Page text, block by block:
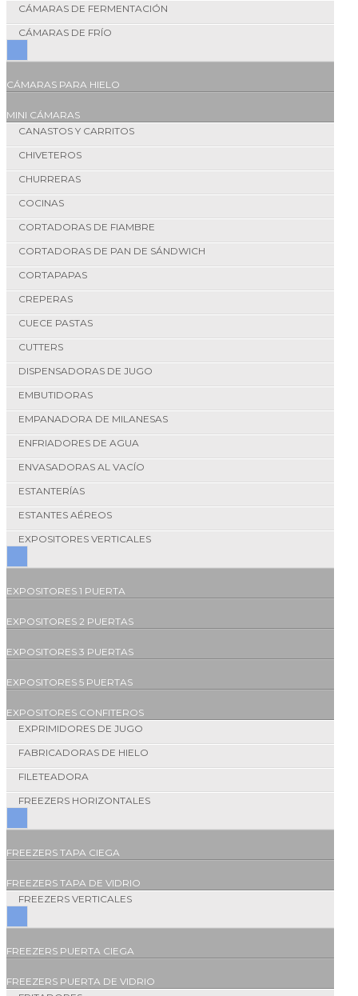
CÁMARAS DE FERMENTACIÓN
CÁMARAS DE FRÍO
CÁMARAS PARA HIELO
MINI CÁMARAS
CANASTOS Y CARRITOS
CHIVETEROS
CHURRERAS
COCINAS
CORTADORAS DE FIAMBRE
CORTADORAS DE PAN DE SÁNDWICH
CORTAPAPAS
CREPERAS
CUECE PASTAS
CUTTERS
DISPENSADORAS DE JUGO
EMBUTIDORAS
EMPANADORA DE MILANESAS
ENFRIADORES DE AGUA
ENVASADORAS AL VACÍO
ESTANTERÍAS
ESTANTES AÉREOS
EXPOSITORES VERTICALES
EXPOSITORES 1 PUERTA
EXPOSITORES 2 PUERTAS
EXPOSITORES 3 PUERTAS
EXPOSITORES 5 PUERTAS
EXPOSITORES CONFITEROS
EXPRIMIDORES DE JUGO
FABRICADORAS DE HIELO
FILETEADORA
FREEZERS HORIZONTALES
FREEZERS TAPA CIEGA
FREEZERS TAPA DE VIDRIO
FREEZERS VERTICALES
FREEZERS PUERTA CIEGA
FREEZERS PUERTA DE VIDRIO